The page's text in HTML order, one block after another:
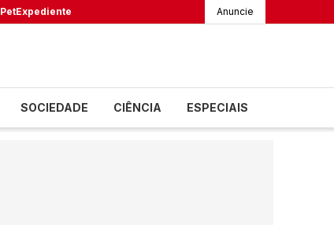
PetExpediente Anuncie
SOCIEDADE CIÊNCIA ESPECIAIS